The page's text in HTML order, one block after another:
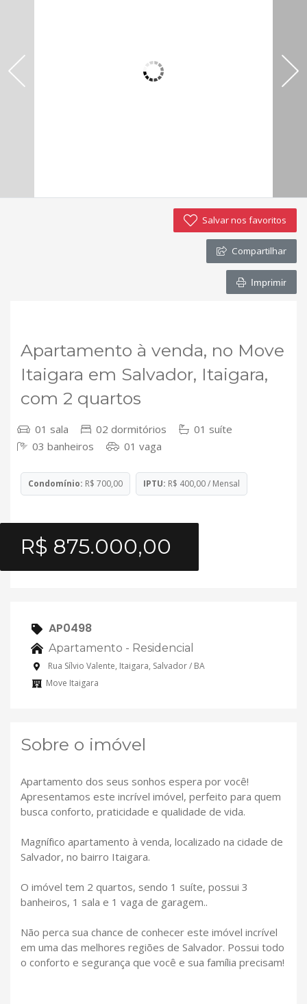
Salvar nos favoritos
Compartilhar
Imprimir
Apartamento à venda, no Move
Itaigara em Salvador, Itaigara,
com 2 quartos
01 sala 02 dormitórios
01 suíte
03 banheiros
01 vaga
Condomínio: R$ 700,00 IPTU: R$ 400,00 / Mensal
R$ 875.000,00
AP0498
Apartamento - Residencial
Rua Sílvio Valente, Itaigara, Salvador / BA
Move Itaigara
Sobre o imóvel
Apartamento dos seus sonhos espera por você!
Apresentamos este incrível imóvel, perfeito para quem
busca conforto, praticidade e qualidade de vida.
Magnífico apartamento à venda, localizado na cidade de
Salvador, no bairro Itaigara.
O imóvel tem 2 quartos, sendo 1 suíte, possui 3
banheiros, 1 sala e 1 vaga de garagem..
Não perca sua chance de conhecer este imóvel incrível
em uma das melhores regiões de Salvador. Possui todo
o conforto e segurança que você e sua família precisam!